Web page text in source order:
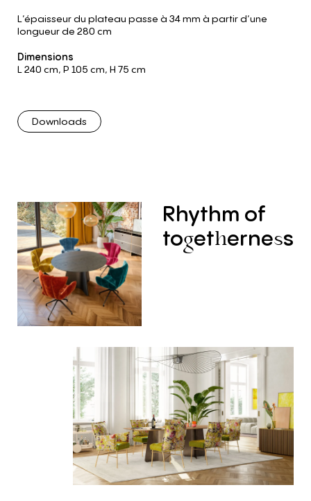
L’épaisseur du plateau passe à 34 mm à partir d’une
longueur de 280 cm
Dimensions
L 240 cm, P 105 cm, H 75 cm
Downloads
Rhythm of
togetherness